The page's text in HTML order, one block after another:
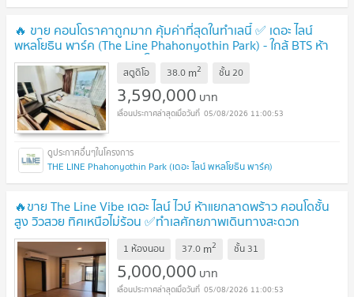
🔥 ขาย คอนโดราคาถูกมาก คุ้มค่าที่สุดในทำเลนี้ ✅ เดอะ ไลน์
พหลโยธิน พาร์ค (The Line Phahonyothin Park) - ใกล้ BTS ห้า
แยกลาดพร้าว / MRT พหลโยธิน
สตูดิโอ 38.0 m2 ชั้น20
3,590,000 บาท
05/08/2026 11:00:53
THE LINE Phahonyothin Park (เดอะ ไลน์ พหลโยธิน พาร์ค)
🔥ขาย The Line Vibe เดอะ ไลน์ ไวบ์ ห้าแยกลาดพร้าว คอนโดชั้น
สูง วิวสวย ทิศเหนือไม่ร้อน ✅ทำเลศักยภาพเดินทางสะดวก
สบาย UPDATE !
1 ห้องนอน 37.0 m2 ชั้น 31
5,000,000 บาท
05/08/2026 11:00:53